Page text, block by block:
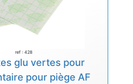
ref : 428
glu vertes pour
pour piège AF